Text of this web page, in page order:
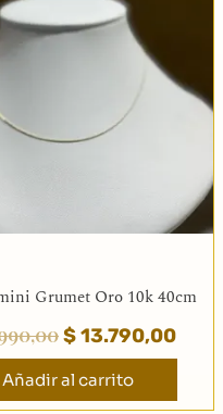
Grumet Oro 10k 40cm
era:
$ 14.990,00.
$13.790,00
$
Añadir al carrito